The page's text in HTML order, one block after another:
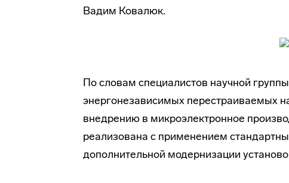
Вадим Ковалюк.
По словам специалистов научной
энергонезависимых перестраиваемых
внедрению в микроэлектронное
реализована с применением
дополнительной модернизации